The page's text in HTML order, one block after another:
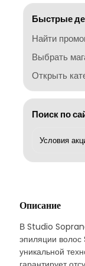
Быстрые
Найти
Выбрать
Открыть
Поиск по
Описание
В Studio
эпиляции
уникальной